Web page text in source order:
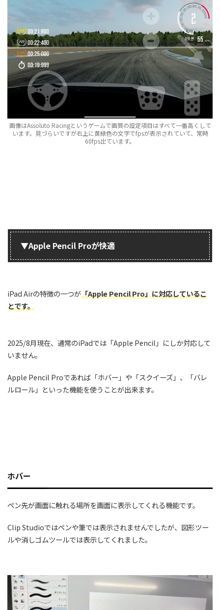
画像はAssoluto Racingというゲームで画質の設定項目はすべて一番高くして
います。見づらいですが右上に黄緑色の文字でfpsが表示されていて、常時
60fps出ています。
▼Apple Pencil Proが快適
iPad Airの特徴の一つが「Apple Pencil Pro」に対応しているこ
とです。
2025/8月現在、通常のiPadでは「Apple Pencil」にしか対応して
いません。
Apple Pencil Proであれば「ホバー」や「スクイーズ」、「バレ
ルロール」といった機能を使うことが出来ます。
ホバー
ペン先が画面に触れる場所を画面に表示してくれる機能です。
Clip Studioではペンや筆では表示されませんでしたが、図形ツー
ルや消しゴムツールでは表示してくれました。